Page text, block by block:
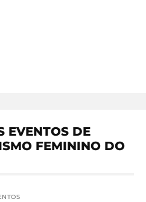
EVENTOS DE
FEMININO DO